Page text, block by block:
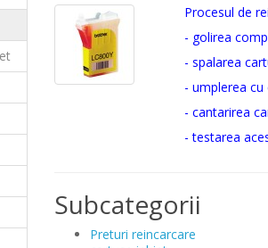
Procesul de
- golirea
- spalarea
- umplerea
- cantarirea
- testarea
Subcategorii
Preturi reincarcare